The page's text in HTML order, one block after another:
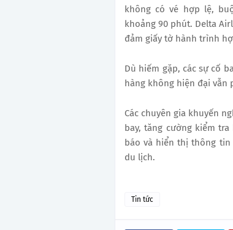
không có vé hợp lệ,
khoảng 90 phút. Delta
đảm giấy tờ hành trình
Dù hiếm gặp, các sự cố
hàng không hiện đại vẫn
Các chuyên gia khuyến
bay, tăng cường kiểm
báo và hiển thị thông
du lịch.
Tin tức